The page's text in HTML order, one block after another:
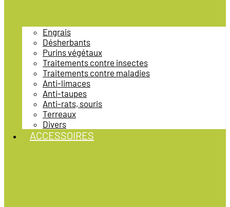
Engrais
Désherbants
Purins végétaux
Traitements contre insectes
Traitements contre maladies
Anti-limaces
Anti-taupes
Anti-rats, souris
Terreaux
Divers
ACCESSOIRES